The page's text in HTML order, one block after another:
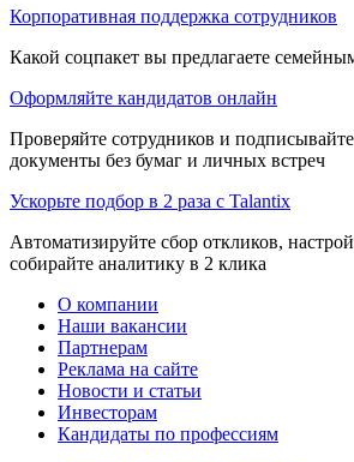
Корпоративная поддержка сотрудников
Какой соцпакет вы предлагаете
Оформляйте кандидатов онлайн
Проверяйте сотрудников и
документы без бумаг и личных встреч
Ускорьте подбор в 2 раза с Talantix
Автоматизируйте сбор откликов,
собирайте аналитику в 2 клика
О компании
Наши вакансии
Партнерам
Реклама на сайте
Новости и статьи
Инвесторам
Кандидаты по профессиям